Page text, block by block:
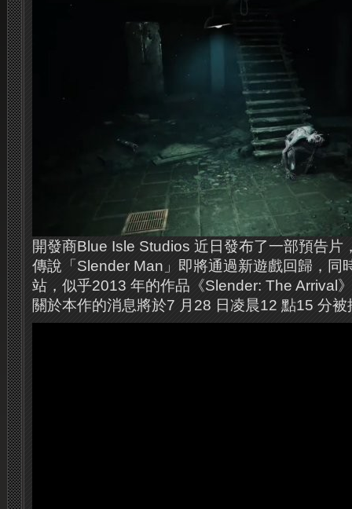
開發商Blue Isle Studios 近日發布了一部預告片
傳說「Slender Man」即將通過新遊戲回歸，同
站，似乎2013 年的作品《Slender: The Arrival
關於本作的消息將於7 月28 日凌晨12 點15 分被